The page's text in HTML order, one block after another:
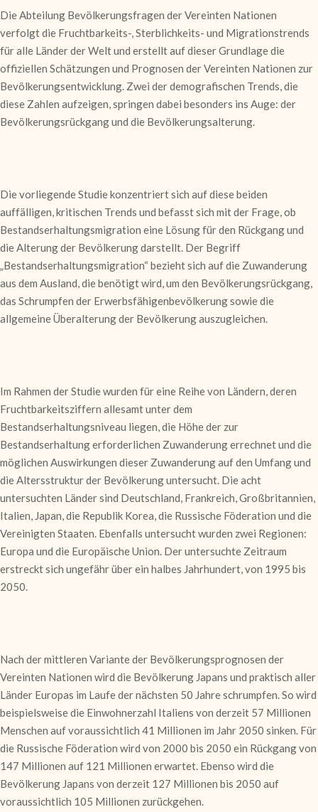
Die Abteilung Bevölkerungsfragen der Vereinten Nationen
verfolgt die Fruchtbarkeits-, Sterblichkeits- und Migrationstrends
für alle Länder der Welt und erstellt auf dieser Grundlage die
offiziellen Schätzungen und Prognosen der Vereinten Nationen zur
Bevölkerungsentwicklung. Zwei der demografischen Trends, die
diese Zahlen aufzeigen, springen dabei besonders ins Auge: der
Bevölkerungsrückgang und die Bevölkerungsalterung.
Die vorliegende Studie konzentriert sich auf diese beiden
auffälligen, kritischen Trends und befasst sich mit der Frage, ob
Bestandserhaltungsmigration eine Lösung für den Rückgang und
die Alterung der Bevölkerung darstellt. Der Begriff
„Bestandserhaltungsmigration“ bezieht sich auf die Zuwanderung
aus dem Ausland, die benötigt wird, um den Bevölkerungsrückgang,
das Schrumpfen der Erwerbsfähigenbevölkerung sowie die
allgemeine Überalterung der Bevölkerung auszugleichen.
Im Rahmen der Studie wurden für eine Reihe von Ländern, deren
Fruchtbarkeitsziffern allesamt unter dem
Bestandserhaltungsniveau liegen, die Höhe der zur
Bestandserhaltung erforderlichen Zuwanderung errechnet und die
möglichen Auswirkungen dieser Zuwanderung auf den Umfang und
die Altersstruktur der Bevölkerung untersucht. Die acht
untersuchten Länder sind Deutschland, Frankreich, Großbritannien,
Italien, Japan, die Republik Korea, die Russische Föderation und die
Vereinigten Staaten. Ebenfalls untersucht wurden zwei Regionen:
Europa und die Europäische Union. Der untersuchte Zeitraum
erstreckt sich ungefähr über ein halbes Jahrhundert, von 1995 bis
2050.
Nach der mittleren Variante der Bevölkerungsprognosen der
Vereinten Nationen wird die Bevölkerung Japans und praktisch aller
Länder Europas im Laufe der nächsten 50 Jahre schrumpfen. So wird
beispielsweise die Einwohnerzahl Italiens von derzeit 57 Millionen
Menschen auf voraussichtlich 41 Millionen im Jahr 2050 sinken. Für
die Russische Föderation wird von 2000 bis 2050 ein Rückgang von
147 Millionen auf 121 Millionen erwartet. Ebenso wird die
Bevölkerung Japans von derzeit 127 Millionen bis 2050 auf
voraussichtlich 105 Millionen zurückgehen.